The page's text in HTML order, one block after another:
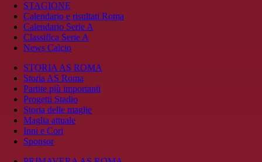
STAGIONE
Calendario e risultati Roma
Calendario Serie A
Classifica Serie A
News Calcio
STORIA AS ROMA
Storia AS Roma
Partite più importanti
Progetti Stadio
Storia delle maglie
Maglia attuale
Inni e Cori
Sponsor